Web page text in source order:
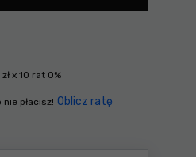
x 10 rat 0%
nie płacisz! Oblicz ratę